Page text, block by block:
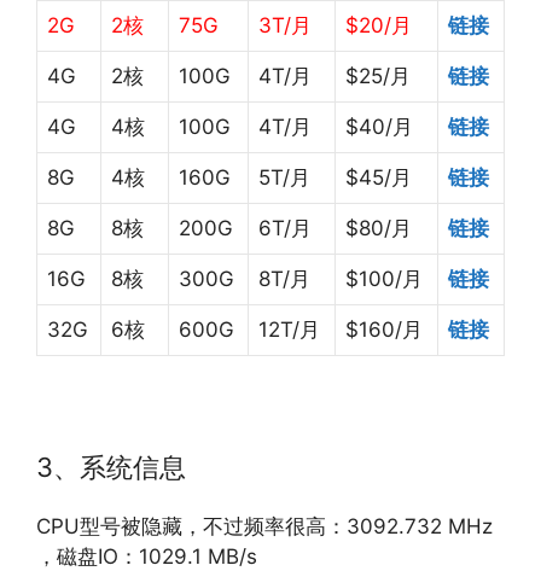
2G 2核 75G 3T/月 $20/月 链接
4G 2核 100G 4T/月 $25/月 链接
4G 4核 100G 4T/月 $40/月 链接
8G 4核 160G 5T/月 $45/月 链接
8G 8核 200G 6T/月 $80/月 链接
16G 8核 300G 8T/月 $100/月 链接
32G 6核 600G 12T/月 $160/月 链接
3、系统信息
CPU型号被隐藏，不过频率很高：3092.732 MHz
，磁盘IO：1029.1 MB/s